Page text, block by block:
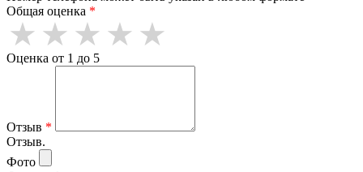
Общая оценка *
Оценка от 1 до 5
Отзыв *
Отзыв.
Фото